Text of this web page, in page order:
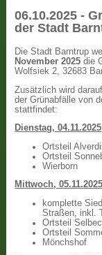
06.10.2025 -
der Stadt
Die Stadt Barntrup
November 2025 die
Wolfsiek 2, 32683
Zusätzlich wird
der Grünabfälle von
stattfindet:
Dienstag, 04.11.2025
Ortsteil
Ortsteil
Wierborn
Mittwoch, 05.11.2025
komplette
Straßen, inkl.
Ortsteil
Ortsteil
Mönchshof